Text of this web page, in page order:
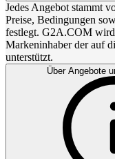
Jedes Angebot stammt
Preise, Bedingungen
festlegt. G2A.COM
Markeninhaber der auf
unterstützt.
Über Angebote